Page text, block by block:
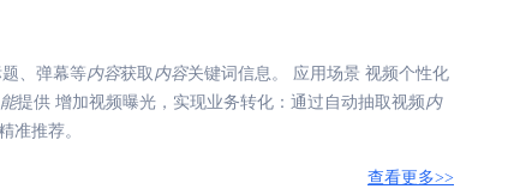
、弹幕等内容获取 内容关键词信息。 应用场景 视频个性化
能提供 增加视频曝光，实现业务转化：通过自动抽取视频内
准推荐。
查看更多>>